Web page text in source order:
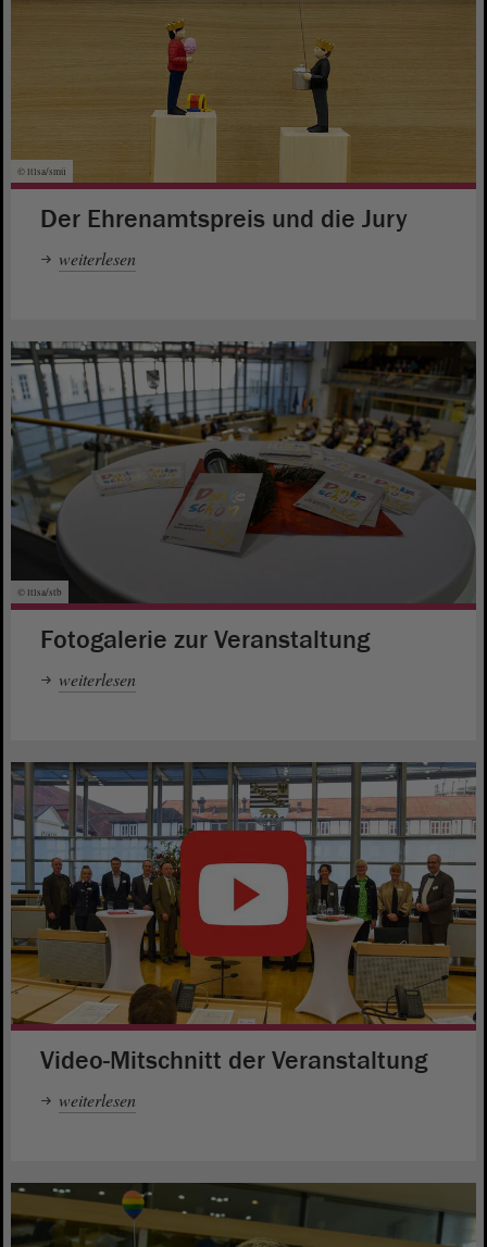
© ltlsa/smü
Der Ehrenamtspreis und die Jury
weiterlesen
© ltlsa/stb
Fotogalerie zur Veranstaltung
weiterlesen
Video-Mitschnitt der Veranstaltung
weiterlesen